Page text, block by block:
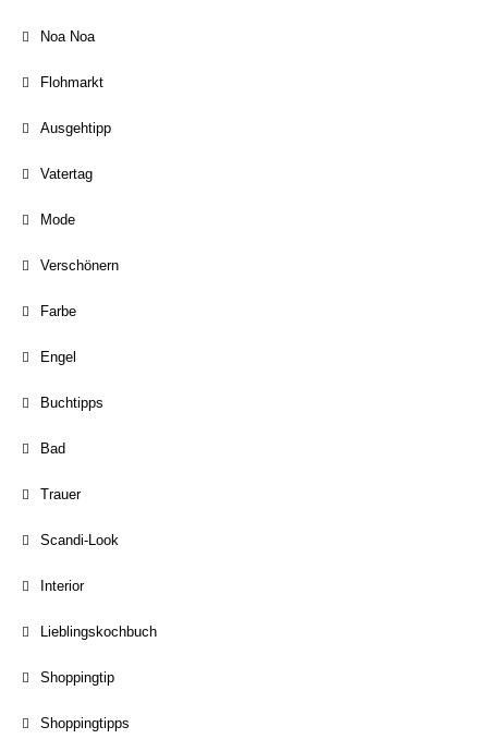
Noa Noa
Flohmarkt
Ausgehtipp
Vatertag
Mode
Verschönern
Farbe
Engel
Buchtipps
Bad
Trauer
Scandi-Look
Interior
Lieblingskochbuch
Shoppingtip
Shoppingtipps